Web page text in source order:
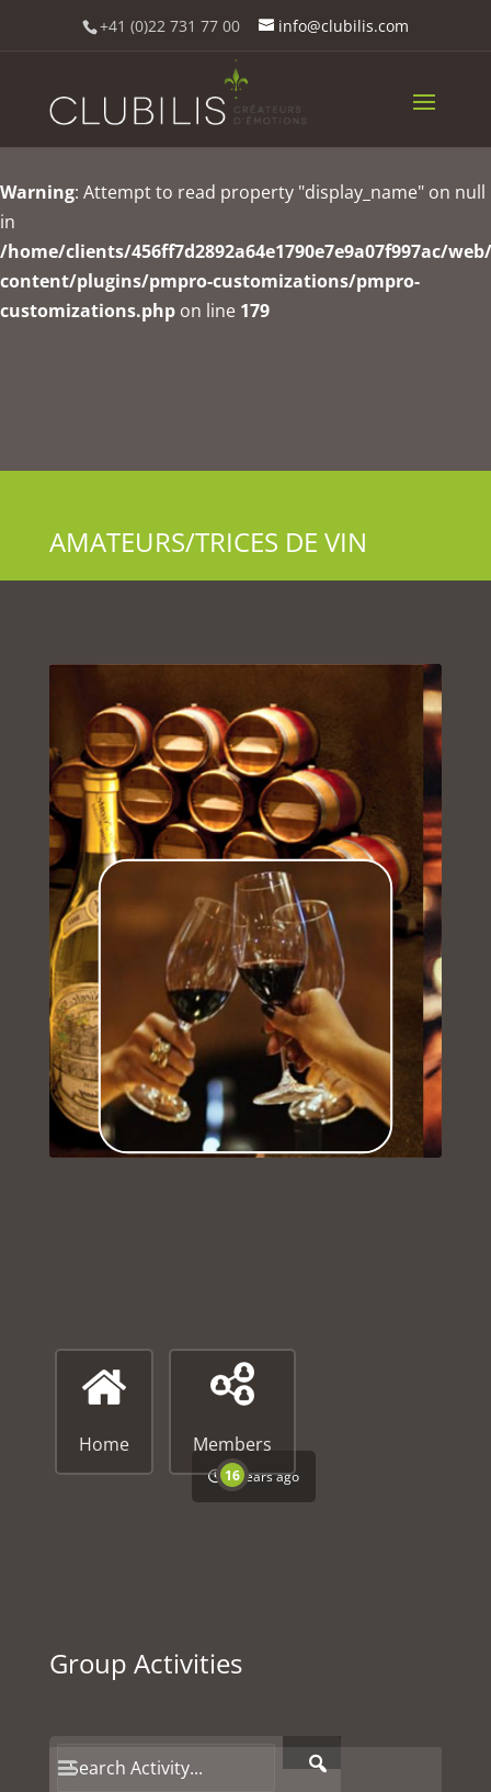
/home/clients/456ff7d2892a64e1790e7e9a07f997ac/
content/plugins/pmpro-customizations/pmpro-
customizations.phpon line
Warning: Attempt to read property "display_name" on null
in
/home/clients/456ff7d2892a64e1790e7e9a07f997ac/
content/plugins/pmpro-customizations/pmpro-
customizations.php on line 179
+41 (0)22 731 77 00 info@clubilis.com
AMATEURS/TRICES DE VIN
4 years ago
Home Members
16
Group Activities
Search
Activity...